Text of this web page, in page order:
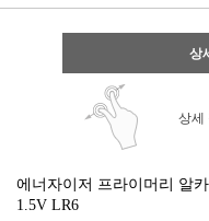
상
상세
에너자이저 프라이머리 알
1.5V LR6